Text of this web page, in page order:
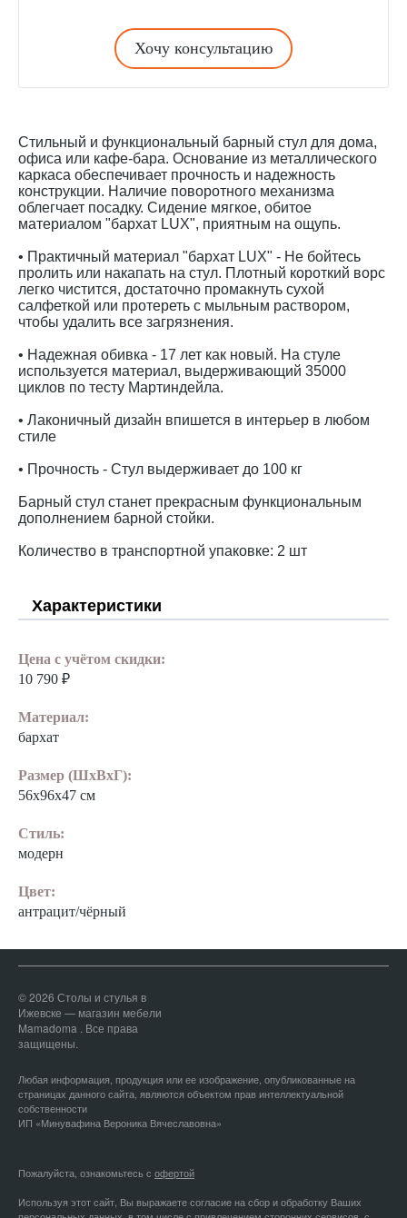
Хочу консультацию
Стильный и функциональный барный стул для дома,
офиса или кафе-бара. Основание из металлического
каркаса обеспечивает прочность и надежность
конструкции. Наличие поворотного механизма
облегчает посадку. Сидение мягкое, обитое
материалом "бархат LUX", приятным на ощупь.
• Практичный материал "бархат LUX" - Не бойтесь
пролить или накапать на стул. Плотный короткий ворс
легко чистится, достаточно промакнуть сухой
салфеткой или протереть с мыльным раствором,
чтобы удалить все загрязнения.
• Надежная обивка - 17 лет как новый. На стуле
используется материал, выдерживающий 35000
циклов по тесту Мартиндейла.
• Лаконичный дизайн впишется в интерьер в любом
стиле
• Прочность - Стул выдерживает до 100 кг
Барный стул станет прекрасным функциональным
дополнением барной стойки.
Количество в транспортной упаковке: 2 шт
Характеристики
Цена с учётом скидки:
10 790 ₽
Материал:
бархат
Размер (ШхВхГ):
56х96х47 см
Стиль:
модерн
Цвет:
антрацит/чёрный
© 2026 Столы и стулья в
Ижевске — магазин мебели
Mamadoma . Все права
защищены.
Любая информация, продукция или ее изображение, опубликованные на
страницах данного сайта, являются объектом прав интеллектуальной
собственности
ИП «Минувафина Вероника Вячеславовна»
Пожалуйста, ознакомьтесь с офертой
Используя этот сайт, Вы выражаете согласие на сбор и обработку Ваших